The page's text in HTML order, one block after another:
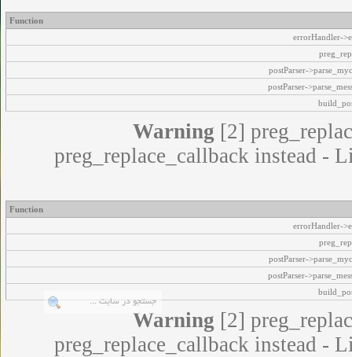
Function
errorHandler-
postParser-
postParser-
Warning [2]
preg_replace_callback instead -
Function
errorHandler-
postParser-
postParser-
Warning [2]
preg_replace_callback instead -